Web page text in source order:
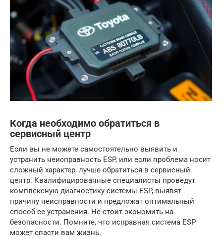
Когда необходимо обратиться в
сервисный центр
Если вы не можете самостоятельно выявить и
устранить неисправность ESP, или если проблема носит
сложный характер, лучше обратиться в сервисный
центр. Квалифицированные специалисты проведут
комплексную диагностику системы ESP, выявят
причину неисправности и предложат оптимальный
способ ее устранения. Не стоит экономить на
безопасности. Помните, что исправная система ESP
может спасти вам жизнь.